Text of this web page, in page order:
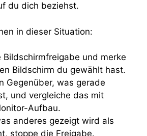
du dich beziehst.
in dieser Situation:
Bildschirmfreigabe und merke
Bildschirm du gewählt hast.
Gegenüber, was gerade
und vergleiche das mit
Aufbau.
anderes gezeigt wird als
stoppe die Freigabe.